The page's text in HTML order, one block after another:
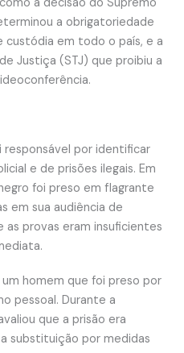
a obrigatoriedade
custódia em todo o país, e a
Justiça (STJ) que proibiu a
responsável por identificar
e de prisões ilegais. Em
foi preso em flagrante
em sua audiência de
provas eram insuficientes
homem que foi preso por
pessoal. Durante a
que a prisão era
substituição por medidas